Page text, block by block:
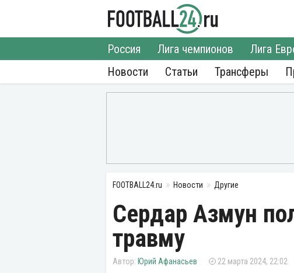
Новости
Россия Лига чемпионов Лига
Статьи
Трансферы
FOOTBALL24.ru Новости Другие
Сердар Азмун
травму
Юрий Афанасьев 22 марта 2024, 22:02